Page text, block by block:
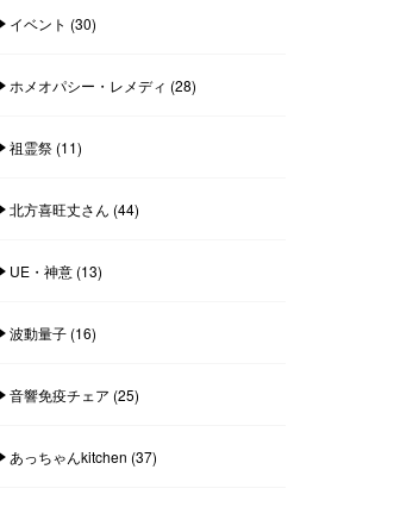
イベント (30)
ホメオパシー・レメディ (28)
祖霊祭(11)
北方喜旺丈さん (44)
UE・神意(13)
波動量子(16)
音響免疫チェア (25)
あっちゃんkitchen (37)